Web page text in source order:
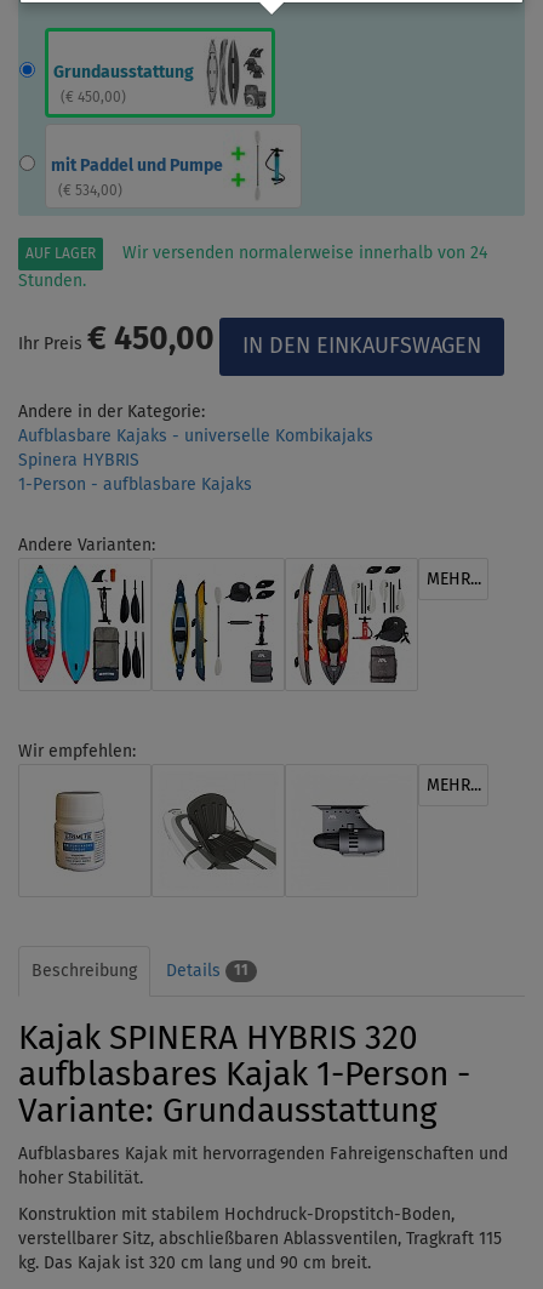
Grundausstattung
( € 450,00)
mit Paddel und Pumpe
( € 534,00)
AUF LAGER
Wir versenden normalerweise innerhalb von 24
Stunden.
Ihr Preis € 450,00
Andere in der Kategorie:
Aufblasbare Kajaks - universelle Kombikajaks
Spinera HYBRIS
1-Person - aufblasbare Kajaks
Andere Varianten:
MEHR...
Wir empfehlen:
MEHR...
Beschreibung Details 11
Kajak SPINERA HYBRIS 320
aufblasbares Kajak 1-Person -
Variante: Grundausstattung
Aufblasbares Kajak mit hervorragenden Fahreigenschaften und
hoher Stabilität.
Konstruktion mit stabilem Hochdruck-Dropstitch-Boden,
verstellbarer Sitz, abschließbaren Ablassventilen, Tragkraft 115
kg. Das Kajak ist 320 cm lang und 90 cm breit.